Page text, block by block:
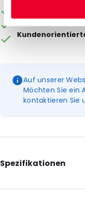
Die Verpackung
Ab Lager lieferbar
Auf unserer
Möchten Sie ein
kontaktieren Sie
Spezifikationen
Additional information: